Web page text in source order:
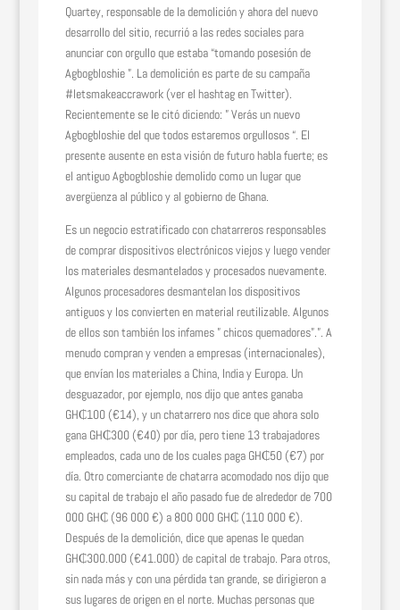
Quartey, responsable de la demolición y ahora del nuevo
desarrollo del sitio, recurrió a las redes sociales para
anunciar con orgullo que estaba “tomando posesión de
Agbogbloshie ”. La demolición es parte de su campaña
#letsmakeaccrawork (ver el hashtag en Twitter).
Recientemente se le citó diciendo: ” Verás un nuevo
Agbogbloshie del que todos estaremos orgullosos “. El
presente ausente en esta visión de futuro habla fuerte; es
el antiguo Agbogbloshie demolido como un lugar que
avergüenza al público y al gobierno de Ghana.
Es un negocio estratificado con chatarreros responsables
de comprar dispositivos electrónicos viejos y luego vender
los materiales desmantelados y procesados ​​nuevamente.
Algunos procesadores desmantelan los dispositivos
antiguos y los convierten en material reutilizable. Algunos
de ellos son también los infames ” chicos quemadores”.”. A
menudo compran y venden a empresas (internacionales),
que envían los materiales a China, India y Europa. Un
desguazador, por ejemplo, nos dijo que antes ganaba
GH₵100 (€14), y un chatarrero nos dice que ahora solo
gana GH₵300 (€40) por día, pero tiene 13 trabajadores
empleados, cada uno de los cuales paga GH₵50 (€7) por
día. Otro comerciante de chatarra acomodado nos dijo que
su capital de trabajo el año pasado fue de alrededor de 700
000 GH₵ (96 000 €) a 800 000 GH₵ (110 000 €).
Después de la demolición, dice que apenas le quedan
GH₵300.000 (€41.000) de capital de trabajo. Para otros,
sin nada más y con una pérdida tan grande, se dirigieron a
sus lugares de origen en el norte. Muchas personas que